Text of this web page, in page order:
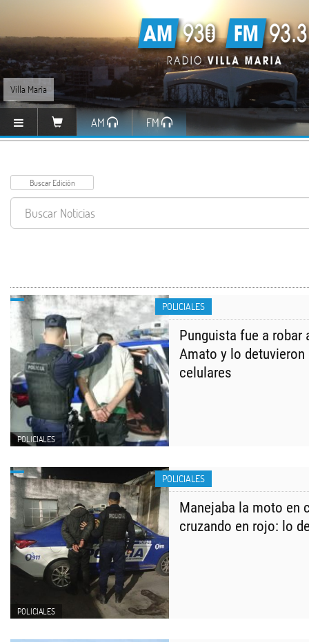
Villa María
AM FM
POLICIALES
POLICIALES
Punguista fue a robar
Amato y lo detuvieron
celulares
POLICIALES
POLICIALES
Manejaba la moto en
cruzando en rojo: lo